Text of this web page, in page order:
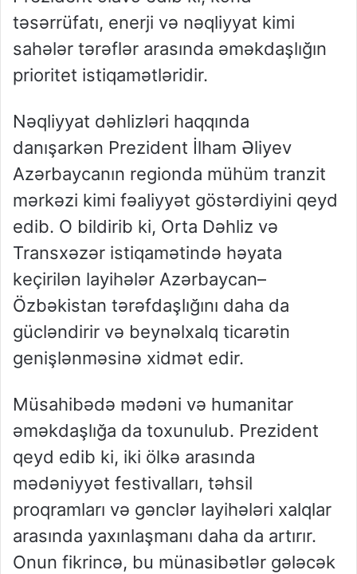
təsərrüfatı, enerji və nəqliyyat kimi
sahələr tərəflər arasında əməkdaşlığın
prioritet istiqamətləridir.
Nəqliyyat dəhlizləri haqqında
danışarkən Prezident İlham Əliyev
Azərbaycanın regionda mühüm tranzit
mərkəzi kimi fəaliyyət göstərdiyini qeyd
edib. O bildirib ki, Orta Dəhliz və
Transxəzər istiqamətində həyata
keçirilən layihələr Azərbaycan–
Özbəkistan tərəfdaşlığını daha da
gücləndirir və beynəlxalq ticarətin
genişlənməsinə xidmət edir.
Müsahibədə mədəni və humanitar
əməkdaşlığa da toxunulub. Prezident
qeyd edib ki, iki ölkə arasında
mədəniyyət festivalları, təhsil
proqramları və gənclər layihələri xalqlar
arasında yaxınlaşmanı daha da artırır.
Onun fikrincə, bu münasibətlər gələcək